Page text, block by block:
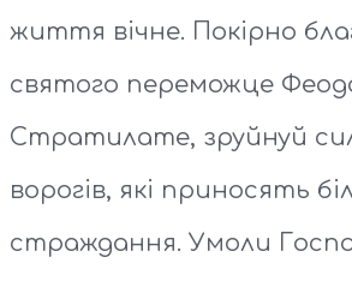
життя вічне. Покірно
святого переможце
Стратилате, зруйнуй
ворогів, які приносять
страждання. Умоли